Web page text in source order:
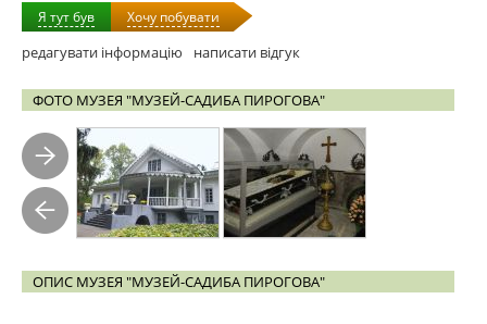
Я тут був Хочу побувати
редагувати інформацію написати відгук
ФОТО МУЗЕЯ "МУЗЕЙ-САДИБА ПИРОГОВА"
ОПИС МУЗЕЯ "МУЗЕЙ-САДИБА ПИРОГОВА"